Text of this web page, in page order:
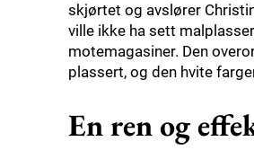
skjørtet og avslører
ville ikke ha sett
motemagasiner. Den
plassert, og den hvite
En ren og